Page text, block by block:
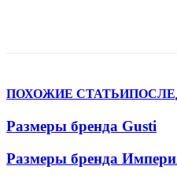
ПОХОЖИЕ СТАТЬИ
Размеры бренда Gusti
Размеры бренда